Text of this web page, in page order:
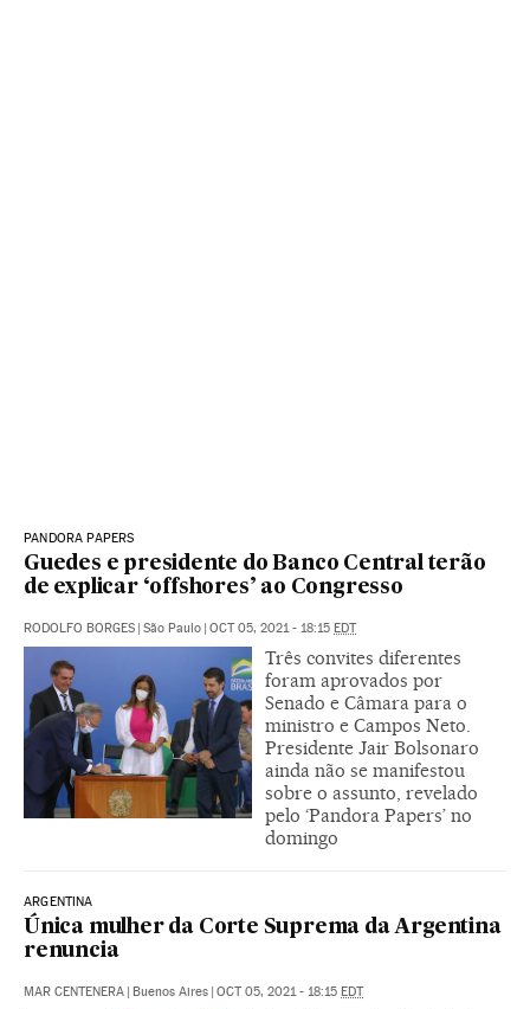
PANDORA PAPERS
Guedes e presidente do Banco Central terão
de explicar ‘offshores’ ao Congresso
RODOLFO BORGES São Paulo OCT 05, 2021 - 18:15 EDT
Três convites diferentes
foram aprovados por
Senado e Câmara para o
ministro e Campos Neto.
Presidente Jair Bolsonaro
ainda não se manifestou
sobre o assunto, revelado
pelo ‘Pandora Papers’ no
domingo
ARGENTINA
Única mulher da Corte Suprema da Argentina
renuncia
MAR CENTENERA Buenos Aires OCT 05, 2021 - 18:15 EDT